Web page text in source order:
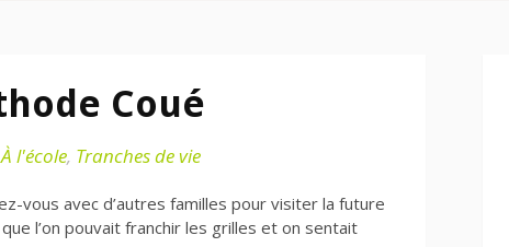
Coué
À l'école, Tranches de vie
vous avec d’autres familles pour visiter la future
l’on pouvait franchir les grilles et on sentait